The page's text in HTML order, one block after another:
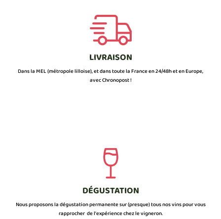
LIVRAISON
Dans la MEL (métropole lilloise), et dans toute la France en 24/48h et en Europe,
avec Chronopost !
DÉGUSTATION
Nous proposons la dégustation permanente sur (presque) tous nos vins pour vous
rapprocher de l’expérience chez le vigneron.